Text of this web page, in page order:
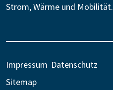
Strom, Wärme und Mobilität.
Impressum Datenschutz
Sitemap